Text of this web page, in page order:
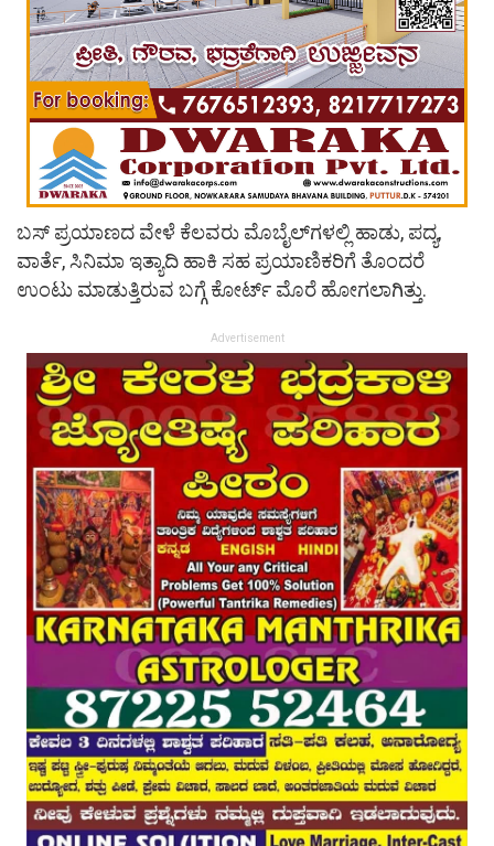
ಬಸ್ ಪ್ರಯಾಣದ ವೇಳೆ ಕೆಲವರು ಮೊಬೈಲ್​ಗಳಲ್ಲಿ ಹಾಡು, ಪದ್ಯ,
ವಾರ್ತೆ, ಸಿನಿಮಾ ಇತ್ಯಾದಿ ಹಾಕಿ ಸಹ ಪ್ರಯಾಣಿಕರಿಗೆ ತೊಂದರೆ
ಉಂಟು ಮಾಡುತ್ತಿರುವ ಬಗ್ಗೆ ಕೋರ್ಟ್ ಮೊರೆ ಹೋಗಲಾಗಿತ್ತು.
Advertisement